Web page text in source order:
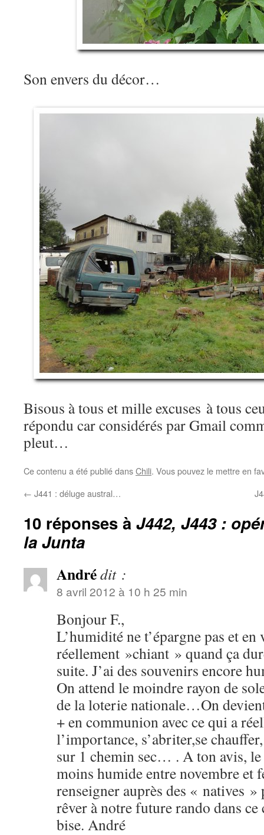
Son envers du décor…
Bisous à tous et mille excuses à tous
répondu car considérés par Gmail
pleut…
Ce contenu a été publié dansChili. Vous pouvez le mettre en
← J441 : déluge austral…
10 réponses à J442, J443 :
la Junta
Andrédit :
8 avril 2012 à 10 h 25 min
Bonjour F.,
L’humidité ne t’épargne pas et en
réellement »chiant » quand ça
suite. J’ai des souvenirs encore
On attend le moindre rayon de
de la loterie nationale…On
+ en communion avec ce qui a
l’importance, s’abriter,se
sur 1 chemin sec… . A ton avis,
moins humide entre novembre et
renseigner auprès des « natives
rêver à notre future rando dans
bise. André